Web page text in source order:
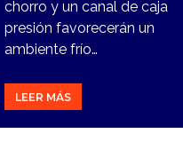
chorro y un canal de caja
presión favorecerán un
ambiente frío…
LEER MÁS
1